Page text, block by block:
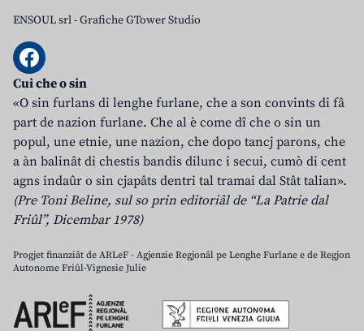
ENSOUL srl-Grafiche GTower Studio
Cui che o sin
«O sin furlans di lenghe furlane, che a son convints di fâ
part de nazion furlane. Che al è come dî che o sin un
popul, une etnie, une nazion, che dopo tancj parons, che
a àn balinât di chestis bandis dilunc i secui, cumò di cent
agns indaûr o sin cjapâts dentri tal tramai dal Stât talian».
(Pre Toni Beline, sul so prin editoriâl de “La Patrie dal
Friûl”, Dicembar 1978)
Progjet finanziât de ARLeF - Agjenzie Regjonâl pe Lenghe Furlane e de Regjon
Autonome Friûl-Vignesie Julie